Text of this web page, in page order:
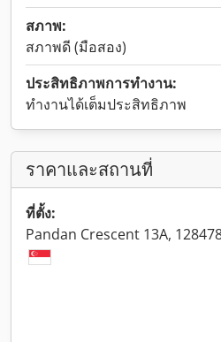
สภาพ:
สภาพดี (มือสอง)
ประสิทธิภาพการทำงาน:
ทำงานได้เต็มประสิทธิภาพ
ราคาและสถานที่
ที่ตั้ง:
Pandan Crescent 13A,